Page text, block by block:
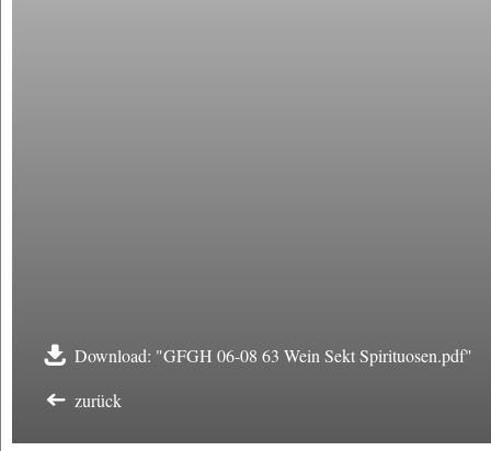
Download: "GFGH 06-08 63 Wein Sekt Spirituosen.pdf"
zurück